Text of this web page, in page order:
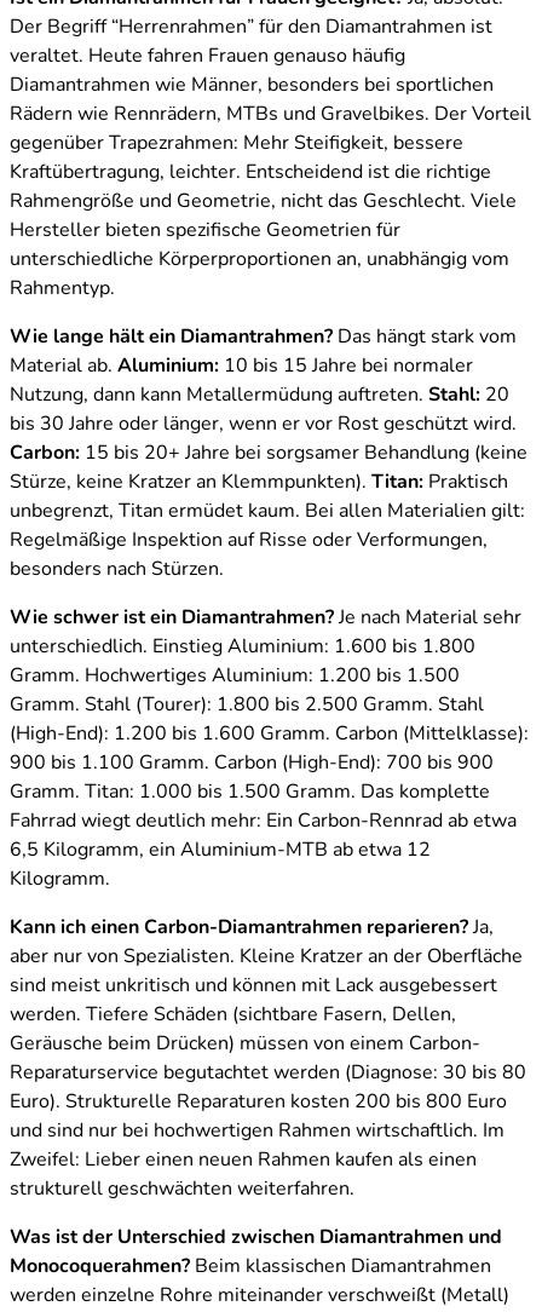
Der Begriff “Herrenrahmen” für den Diamantrahmen ist
veraltet. Heute fahren Frauen genauso häufig
Diamantrahmen wie Männer, besonders bei sportlichen
Rädern wie Rennrädern, MTBs und Gravelbikes. Der Vorteil
gegenüber Trapezrahmen: Mehr Steifigkeit, bessere
Kraftübertragung, leichter. Entscheidend ist die richtige
Rahmengröße und Geometrie, nicht das Geschlecht. Viele
Hersteller bieten spezifische Geometrien für
unterschiedliche Körperproportionen an, unabhängig vom
Rahmentyp.
Wie lange hält ein Diamantrahmen? Das hängt stark vom
Material ab. Aluminium: 10 bis 15 Jahre bei normaler
Nutzung, dann kann Metallermüdung auftreten. Stahl: 20
bis 30 Jahre oder länger, wenn er vor Rost geschützt wird.
Carbon: 15 bis 20+ Jahre bei sorgsamer Behandlung (keine
Stürze, keine Kratzer an Klemmpunkten). Titan: Praktisch
unbegrenzt, Titan ermüdet kaum. Bei allen Materialien gilt:
Regelmäßige Inspektion auf Risse oder Verformungen,
besonders nach Stürzen.
Wie schwer ist ein Diamantrahmen?Je nach Material sehr
unterschiedlich. Einstieg Aluminium: 1.600 bis 1.800
Gramm. Hochwertiges Aluminium: 1.200 bis 1.500
Gramm. Stahl (Tourer): 1.800 bis 2.500 Gramm. Stahl
(High-End): 1.200 bis 1.600 Gramm. Carbon (Mittelklasse):
900 bis 1.100 Gramm. Carbon (High-End): 700 bis 900
Gramm. Titan: 1.000 bis 1.500 Gramm. Das komplette
Fahrrad wiegt deutlich mehr: Ein Carbon-Rennrad ab etwa
6,5 Kilogramm, ein Aluminium-MTB ab etwa 12
Kilogramm.
Kann ich einen Carbon-Diamantrahmen reparieren?Ja,
aber nur von Spezialisten. Kleine Kratzer an der Oberfläche
sind meist unkritisch und können mit Lack ausgebessert
werden. Tiefere Schäden (sichtbare Fasern, Dellen,
Geräusche beim Drücken) müssen von einem Carbon-
Reparaturservice begutachtet werden (Diagnose: 30 bis 80
Euro). Strukturelle Reparaturen kosten 200 bis 800 Euro
und sind nur bei hochwertigen Rahmen wirtschaftlich. Im
Zweifel: Lieber einen neuen Rahmen kaufen als einen
strukturell geschwächten weiterfahren.
Was ist der Unterschied zwischen Diamantrahmen und
Monocoquerahmen? Beim klassischen Diamantrahmen
werden einzelne Rohre miteinander verschweißt (Metall)